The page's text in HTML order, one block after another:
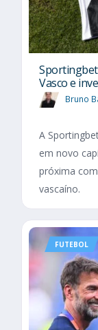
Vasco e
Bruno
A
em novo
próxima
vascaíno.
FUTEBOL